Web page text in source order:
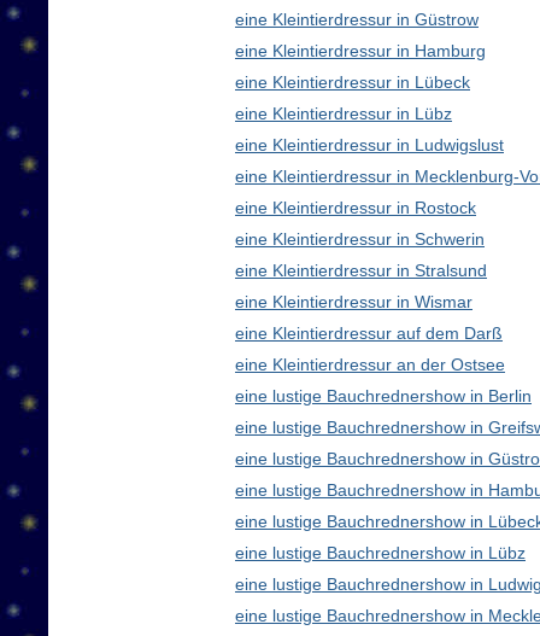
eine Kleintierdressur in Güstrow
eine Kleintierdressur in Hamburg
eine Kleintierdressur in Lübeck
eine Kleintierdressur in Lübz
eine Kleintierdressur in Ludwigslust
eine Kleintierdressur in Mecklenburg-
eine Kleintierdressur in Rostock
eine Kleintierdressur in Schwerin
eine Kleintierdressur in Stralsund
eine Kleintierdressur in Wismar
eine Kleintierdressur auf dem Darß
eine Kleintierdressur an der Ostsee
eine lustige Bauchrednershow in Berlin
eine lustige Bauchrednershow in
eine lustige Bauchrednershow in
eine lustige Bauchrednershow in
eine lustige Bauchrednershow in
eine lustige Bauchrednershow in Lübz
eine lustige Bauchrednershow in
eine lustige Bauchrednershow in